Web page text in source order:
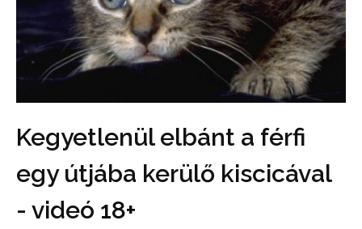
Kegyetlenül elbánt a férfi
egy útjába kerülő kiscicával
- videó 18+